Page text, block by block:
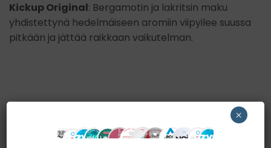
Kickup Original: Bergamotin ja lakritsin maku
yhdistettynä hedelmäiseen aromiin viipyilee suussa
pitkään ja jättää raikkaan vaikutelman.
×